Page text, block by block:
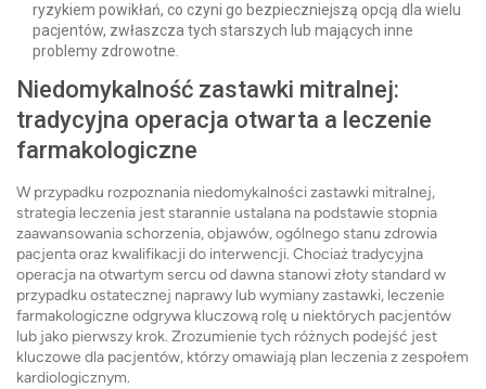
ryzykiem powikłań, co czyni go bezpieczniejszą opcją dla wielu
pacjentów, zwłaszcza tych starszych lub mających inne
problemy zdrowotne.
Niedomykalność zastawki mitralnej:
tradycyjna operacja otwarta a leczenie
farmakologiczne
W przypadku rozpoznania niedomykalności zastawki mitralnej,
strategia leczenia jest starannie ustalana na podstawie stopnia
zaawansowania schorzenia, objawów, ogólnego stanu zdrowia
pacjenta oraz kwalifikacji do interwencji. Chociaż tradycyjna
operacja na otwartym sercu od dawna stanowi złoty standard w
przypadku ostatecznej naprawy lub wymiany zastawki, leczenie
farmakologiczne odgrywa kluczową rolę u niektórych pacjentów
lub jako pierwszy krok. Zrozumienie tych różnych podejść jest
kluczowe dla pacjentów, którzy omawiają plan leczenia z zespołem
kardiologicznym.